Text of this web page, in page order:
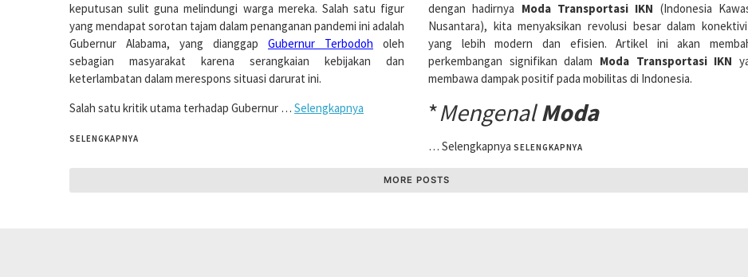
keputusan sulit guna melindungi warga mereka. Salah satu figur
yang mendapat sorotan tajam dalam penanganan pandemi ini adalah
Gubernur Alabama, yang dianggap Gubernur Terbodoh oleh
sebagian masyarakat karena serangkaian kebijakan dan
keterlambatan dalam merespons situasi darurat ini.
Salah satu kritik utama terhadap Gubernur … Selengkapnya
SELENGKAPNYA
dengan hadirnya Moda Transportasi IKN (Indonesia
Nusantara), kita menyaksikan revolusi besar dalam
yang lebih modern dan efisien. Artikel ini akan
perkembangan signifikan dalam Moda Transportasi IKN
membawa dampak positif pada mobilitas di Indonesia.
*MengenalModa
… Selengkapnya SELENGKAPNYA
MORE POSTS